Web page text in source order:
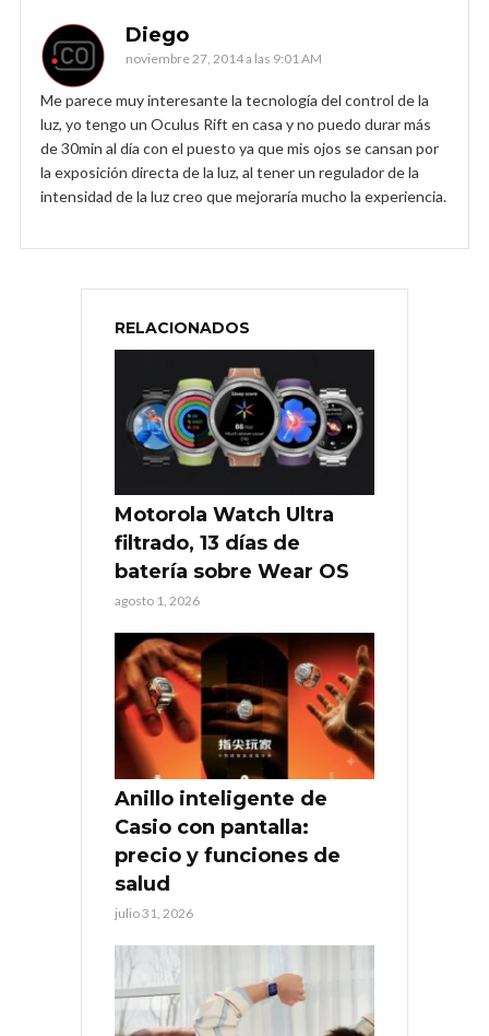
Diego
noviembre 27, 2014 a las 9:01 AM
Me parece muy interesante la tecnología del control de la
luz, yo tengo un Oculus Rift en casa y no puedo durar más
de 30min al día con el puesto ya que mis ojos se cansan por
la exposición directa de la luz, al tener un regulador de la
intensidad de la luz creo que mejoraría mucho la experiencia.
RELACIONADOS
Motorola Watch Ultra
filtrado, 13 días de
batería sobre Wear OS
agosto 1, 2026
Anillo inteligente de
Casio con pantalla:
precio y funciones de
salud
julio 31, 2026